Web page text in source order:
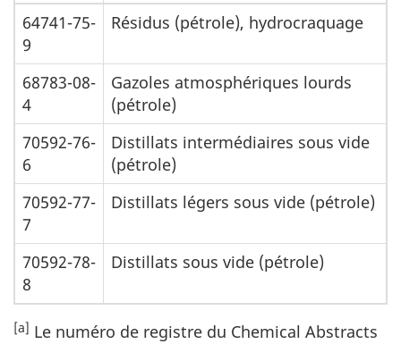
64741-75-
9
Résidus (pétrole), hydrocraquage
68783-08-
4
Gazoles atmosphériques lourds
(pétrole)
70592-76-
6
Distillats intermédiaires sous vide
(pétrole)
70592-77-
7
Distillats légers sous vide (pétrole)
70592-78-
8
Distillats sous vide (pétrole)
[a] Le numéro de registre du Chemical Abstracts